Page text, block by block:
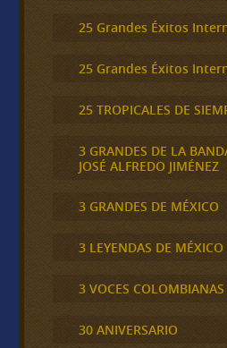
25 Grandes Éxitos
25 Grandes Éxitos
25 TROPICALES DE
3 GRANDES DE LA
JOSÉ ALFREDO JIMÉNEZ
3 GRANDES DE MÉXICO
3 LEYENDAS DE MÉXICO
3 VOCES
30 ANIVERSARIO